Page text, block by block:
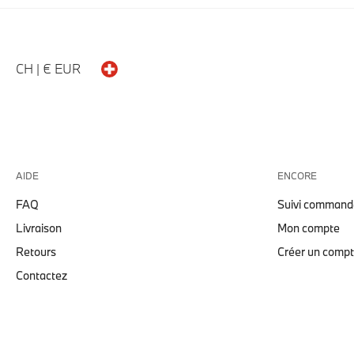
CH | € EUR
AIDE
FAQ
Livraison
Retours
Contactez
ENCORE
Suivi
Mon compte
Créer un